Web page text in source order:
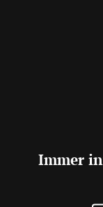
Immer